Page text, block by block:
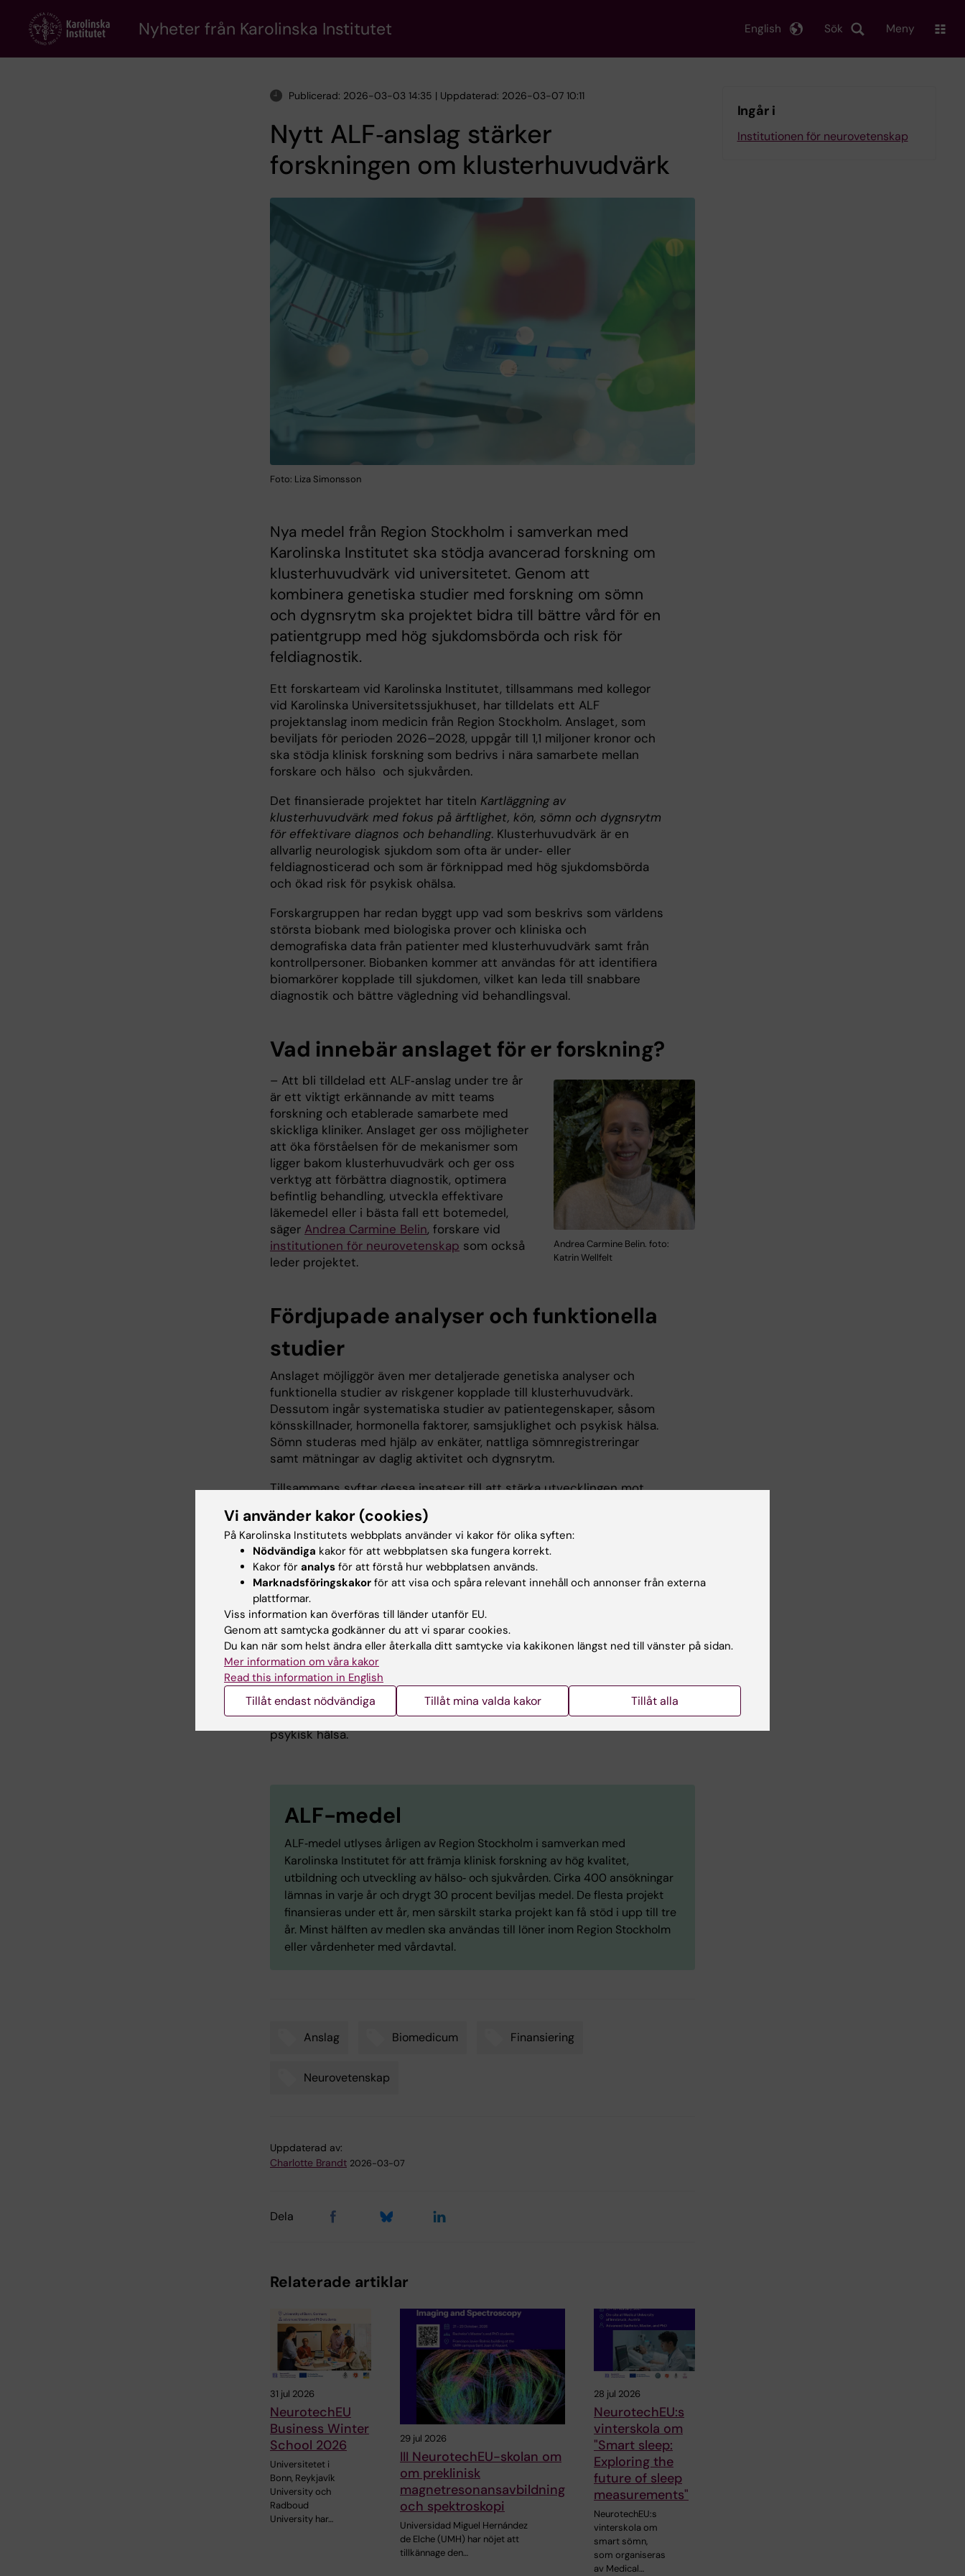
content
Nyheter från Karolinska Institutet Sök
English Meny
Publicerad: 2026-03-03 14:35 | Uppdaterad: 2026-03-07 10:11
Nytt ALF‑anslag stärker
forskningen om klusterhuvudvärk
Foto: Liza Simonsson
Nya medel från Region Stockholm i samverkan med
Karolinska Institutet ska stödja avancerad forskning om
klusterhuvudvärk vid universitetet. Genom att
kombinera genetiska studier med forskning om sömn
och dygnsrytm ska projektet bidra till bättre vård för en
patientgrupp med hög sjukdomsbörda och risk för
feldiagnostik.
Ett forskarteam vid Karolinska Institutet, tillsammans med kollegor
vid Karolinska Universitetssjukhuset, har tilldelats ett ALF
projektanslag inom medicin från Region Stockholm. Anslaget, som
beviljats för perioden 2026–2028, uppgår till 1,1 miljoner kronor och
ska stödja klinisk forskning som bedrivs i nära samarbete mellan
forskare och hälso och sjukvården.
Det finansierade projektet har titeln Kartläggning av
klusterhuvudvärk med fokus på ärftlighet, kön, sömn och dygnsrytm
för effektivare diagnos och behandling. Klusterhuvudvärk är en
allvarlig neurologisk sjukdom som ofta är under‑ eller
feldiagnosticerad och som är förknippad med hög sjukdomsbörda
och ökad risk för psykisk ohälsa.
Forskargruppen har redan byggt upp vad som beskrivs som världens
största biobank med biologiska prover och kliniska och
demografiska data från patienter med klusterhuvudvärk samt från
kontrollpersoner. Biobanken kommer att användas för att identifiera
biomarkörer kopplade till sjukdomen, vilket kan leda till snabbare
diagnostik och bättre vägledning vid behandlingsval.
Vad innebär anslaget för er forskning?
Andrea Carmine Belin. foto:
Katrin Wellfelt
– Att bli tilldelad ett ALF‑anslag under tre år
är ett viktigt erkännande av mitt teams
forskning och etablerade samarbete med
skickliga kliniker. Anslaget ger oss möjligheter
att öka förståelsen för de mekanismer som
ligger bakom klusterhuvudvärk och ger oss
verktyg att förbättra diagnostik, optimera
befintlig behandling, utveckla effektivare
läkemedel eller i bästa fall ett botemedel,
säger Andrea Carmine Belin, forskare vid
institutionen för neurovetenskap som också
leder projektet.
Fördjupade analyser och funktionella
studier
Anslaget möjliggör även mer detaljerade genetiska analyser och
funktionella studier av riskgener kopplade till klusterhuvudvärk.
Dessutom ingår systematiska studier av patientegenskaper, såsom
könsskillnader, hormonella faktorer, samsjuklighet och psykisk hälsa.
Sömn studeras med hjälp av enkäter, nattliga sömnregistreringar
samt mätningar av daglig aktivitet och dygnsrytm.
Tillsammans syftar dessa insatser till att stärka utvecklingen mot
identifiera biologiska markörer som kan användas för att dela in
patienter i undergrupper och förutsäga behandlingssvar, samt att
utvärdera behandlingsstrategier kopplade till sömn och biologiska
rytmer.
Nära samarbete
Det nära samarbetet mellan forskargruppen och neurologklinikerna
förväntas påskynda införandet av nya forskningsresultat i den
kliniska vardagen. På längre sikt hoppas forskarna att arbetet ska
leda till konkreta förbättringar, såsom nya diagnostiska tester, bättre
behandlingsval och nya strategier som tar hänsyn till både sömn och
psykisk hälsa.
ALF-medel
ALF‑medel utlyses årligen av Region Stockholm i samverkan med
Karolinska Institutet för att främja klinisk forskning av hög kvalitet,
utbildning och utveckling av hälso‑ och sjukvården. Cirka 400 ansökningar
lämnas in varje år och drygt 30 procent beviljas medel. De flesta projekt
finansieras under ett år, men särskilt starka projekt kan få stöd i upp till tre
år. Minst hälften av medlen ska användas till löner inom Region Stockholm
eller vårdenheter med vårdavtal.
Anslag Biomedicum Finansiering
Neurovetenskap
Uppdaterad av:
Charlotte Brandt 2026-03-07
Dela
Relaterade artiklar
31 jul 2026
NeurotechEU
Business Winter
School 2026
Universitetet i
Bonn, Reykjavík
University och
Radboud
University har…
29 jul 2026
III NeurotechEU-skolan om
om preklinisk
magnetresonansavbildning
och spektroskopi
Universidad Miguel Hernández
de Elche (UMH) har nöjet att
tillkännage den…
28 jul 2026
NeurotechEU:s
vinterskola om
"Smart sleep:
Exploring the
future of sleep
measurements"
NeurotechEU:s
vinterskola om
smart sömn,
som organiseras
av Medical…
Ingår i
Institutionen för neurovetenskap
Vi använder kakor (cookies)
På Karolinska Institutets webbplats använder vi kakor för olika syften:
Nödvändiga kakor för att webbplatsen ska fungera korrekt.
Kakor för analys för att förstå hur webbplatsen används.
Marknadsföringskakor för att visa och spåra relevant innehåll och annonser från externa
plattformar.
Viss information kan överföras till länder utanför EU.
Genom att samtycka godkänner du att vi sparar cookies.
Du kan när som helst ändra eller återkalla ditt samtycke via kakikonen längst ned till vänster på sidan.
Mer information om våra kakor
Read this information in English
Tillåt endast nödvändiga Tillåt mina valda kakor Tillåt alla